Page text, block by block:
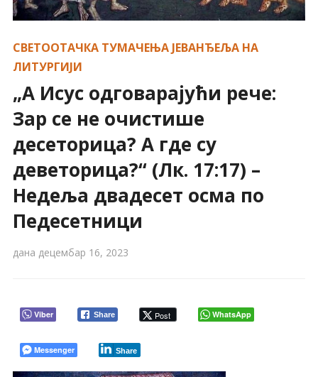
СВЕТООТАЧКА ТУМАЧЕЊА ЈЕВАНЂЕЉА НА
ЛИТУРГИЈИ
„А Исус одговарајући рече:
Зар се не очистише
десеторица? А где су
деветорица?“ (Лк. 17:17) –
Недеља двадесет осма по
Педесетници
дана децембар 16, 2023
Viber Share Post WhatsApp
Messenger Share